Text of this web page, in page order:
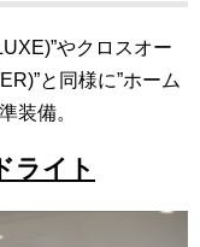
やクロスオー
と同様に”ホーム
装備。
ライト